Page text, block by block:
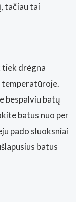
tačiau tai
tiek drėgna
temperatūroje.
bespalviu batų
batus nuo per
pado sluoksniai
batus